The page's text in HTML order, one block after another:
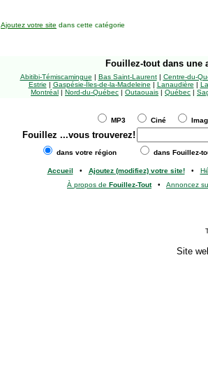
Ajoutez votre site dans cette catégorie
Fouillez-tout dans une
Abitibi-Témiscamingue | Bas Saint-Laurent| Centre-du-
Estrie | Gaspésie-Îles-de-la-Madeleine | Lanaudière |
Montréal | Nord-du-Québec | Outaouais | Québec |
MP3 Ciné
Fouillez ...vous trouverez!
dans votre région dans Fouillez-
Accueil • Ajoutez (modifiez) votre site!•
À propos de Fouillez-Tout• Annoncez
Site